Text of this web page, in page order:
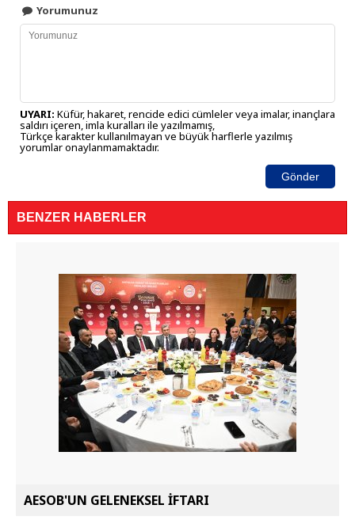
Yorumunuz
UYARI: Küfür, hakaret, rencide edici cümleler veya imalar, inançlara
saldırı içeren, imla kuralları ile yazılmamış,
Türkçe karakter kullanılmayan ve büyük harflerle yazılmış
yorumlar onaylanmamaktadır.
Gönder
BENZER HABERLER
AESOB'UN GELENEKSEL İFTARI